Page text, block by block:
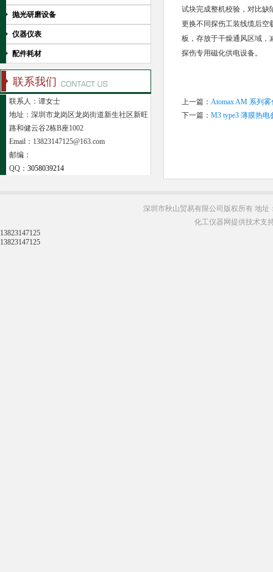
试块完成整机校验，对比缺
更换不同探伤工装线缆后空
板，存放于干燥通风区域，
探伤专用磁化供电设备。
上一篇： Atomax AM 系列
下一篇： M3 type3 薄膜热
抛光研磨设备
仪器仪表
配件耗材
联系我们
联系人：谭女士
地址：深圳市龙岗区龙岗街道新生社区新旺
路和健云谷2栋B座1002
Email：13823147125@163.com
邮编：
QQ： 3058039214
深圳市秋山贸易有限公司版权所有 地址
化工仪器网提供技术支
13823147125
13823147125